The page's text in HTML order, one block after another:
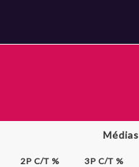
Médias
2P C/T % 3P C/T %